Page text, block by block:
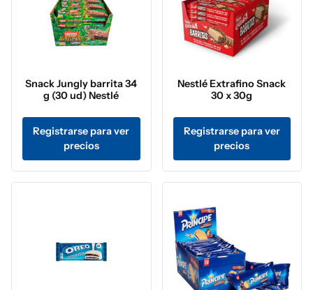
Snack Jungly barrita 34
g (30 ud) Nestlé
Registrarse para ver
precios
Nestlé Extrafino Snack
30 x 30g
Registrarse para ver
precios